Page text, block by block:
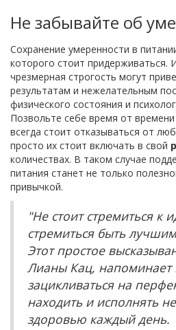
Не забывайте об
Сохранение умеренности в
которого стоит придерживаться.
чрезмерная строгость могут
результатам и нежелательным
физического состояния и
Позвольте себе время от
всегда стоит отказываться от
просто их стоит включать в свой
количествах. В таком случае
питания станет не только
привычкой.
"Не стоит стремиться к
стремиться быть
Этот простое
Лианы Кац, напоминает
зацикливаться на
находить и исполнять
здоровью каждый день.